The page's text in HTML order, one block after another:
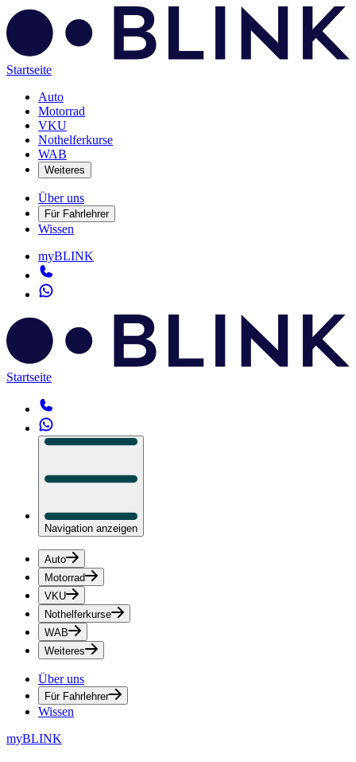
Startseite
Auto
Motorrad
VKU
Nothelferkurse
WAB
Weiteres
Über uns
Für Fahrlehrer
Wissen
myBLINK
Startseite
Navigation anzeigen
Auto
Motorrad
VKU
Nothelferkurse
WAB
Weiteres
Über uns
Für Fahrlehrer
Wissen
myBLINK